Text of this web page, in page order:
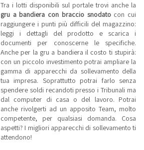
Tra i lotti disponibili sul portale trovi anche la
gru a bandiera con braccio snodatocon cui
raggiungere i punti più difficili del magazzino:
leggi i dettagli del prodotto e scarica i
documenti per conoscerne le specifiche.
Anche per la gru a bandiera il costo ti stupirà:
con un piccolo investimento potrai ampliare la
gamma di apparecchi da sollevamento della
tua impresa. Soprattutto potrai farlo senza
spendere soldi recandoti presso i Tribunali ma
dal computer di casa o del lavoro. Potrai
anche rivolgerti ad un apposito Team, molto
competente, per qualsiasi domanda. Cosa
aspetti? I migliori apparecchi di sollevamento ti
attendono!